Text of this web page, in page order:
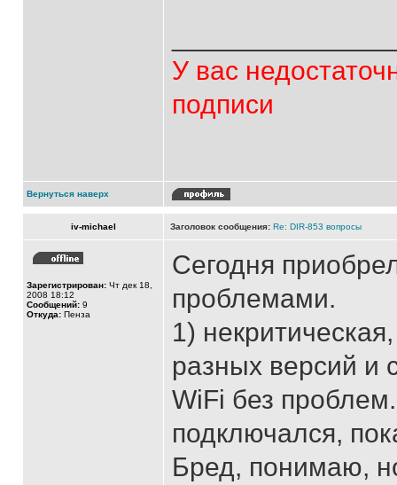
У вас
подписи
Вернуться наверх
iv-michael Заголовок сообщения: Re: DIR-853 вопросы
Зарегистрирован: Чт дек 18,
2008 18:12
Сообщений: 9
Откуда: Пенза
Сегодня
проблемами.
1)
разных версий и
WiFi без
подключался,
Бред, понимаю,